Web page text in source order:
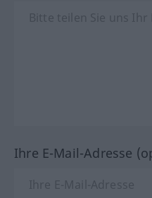
Ihre E-Mail-Adresse